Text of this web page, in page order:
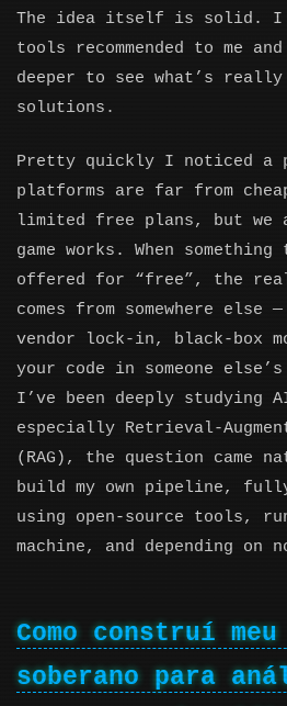
The idea itself is solid. I
tools recommended to me
deeper to see what’s really
solutions.
Pretty quickly I noticed a
platforms are far from
limited free plans, but we
game works. When
offered for “free”, the
comes from somewhere
vendor lock-in, black-box
your code in someone
I’ve been deeply studying
especially Retrieval-
(RAG), the question came
build my own pipeline,
using open-source tools,
machine, and depending on
Como construí
soberano para